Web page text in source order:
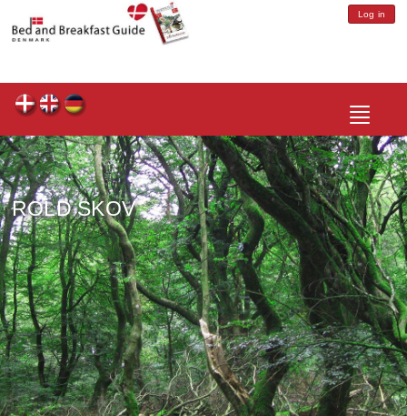
Log in
Toggle
ROLD SKOV